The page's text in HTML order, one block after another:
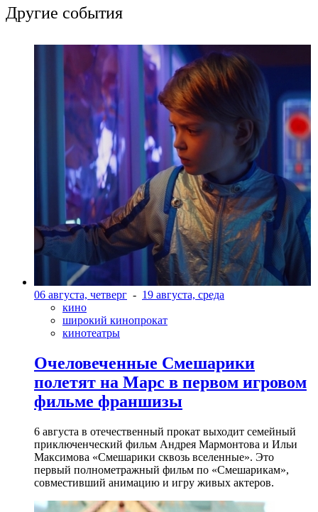
Другие события
06 августа, четверг - 19 августа, среда
кино
широкий кинопрокат
кинотеатры
Очеловеченные Смешарики
полетят на Марс в первом игровом
фильме франшизы
6 августа в отечественный прокат выходит семейный
приключенческий фильм Андрея Мармонтова и Ильи
Максимова «Смешарики сквозь вселенные». Это
первый полнометражный фильм по «Смешарикам»,
совместивший анимацию и игру живых актеров.